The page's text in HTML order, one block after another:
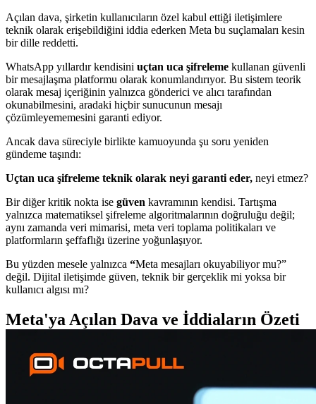
Açılan dava, şirketin kullanıcıların özel kabul ettiği iletişimlere
teknik olarak erişebildiğini iddia ederken Meta bu suçlamaları kesin
bir dille reddetti.
WhatsApp yıllardır kendisini uçtan uca şifreleme kullanan güvenli
bir mesajlaşma platformu olarak konumlandırıyor. Bu sistem teorik
olarak mesaj içeriğinin yalnızca gönderici ve alıcı tarafından
okunabilmesini, aradaki hiçbir sunucunun mesajı
çözümleyememesini garanti ediyor.
Ancak dava süreciyle birlikte kamuoyunda şu soru yeniden
gündeme taşındı:
Uçtan uca şifreleme teknik olarak neyi garanti eder, neyi etmez?
Bir diğer kritik nokta ise güven kavramının kendisi. Tartışma
yalnızca matematiksel şifreleme algoritmalarının doğruluğu değil;
aynı zamanda veri mimarisi, meta veri toplama politikaları ve
platformların şeffaflığı üzerine yoğunlaşıyor.
Bu yüzden mesele yalnızca “Meta mesajları okuyabiliyor mu?”
değil. Dijital iletişimde güven, teknik bir gerçeklik mi yoksa bir
kullanıcı algısı mı?
Meta'ya Açılan Dava ve İddiaların Özeti